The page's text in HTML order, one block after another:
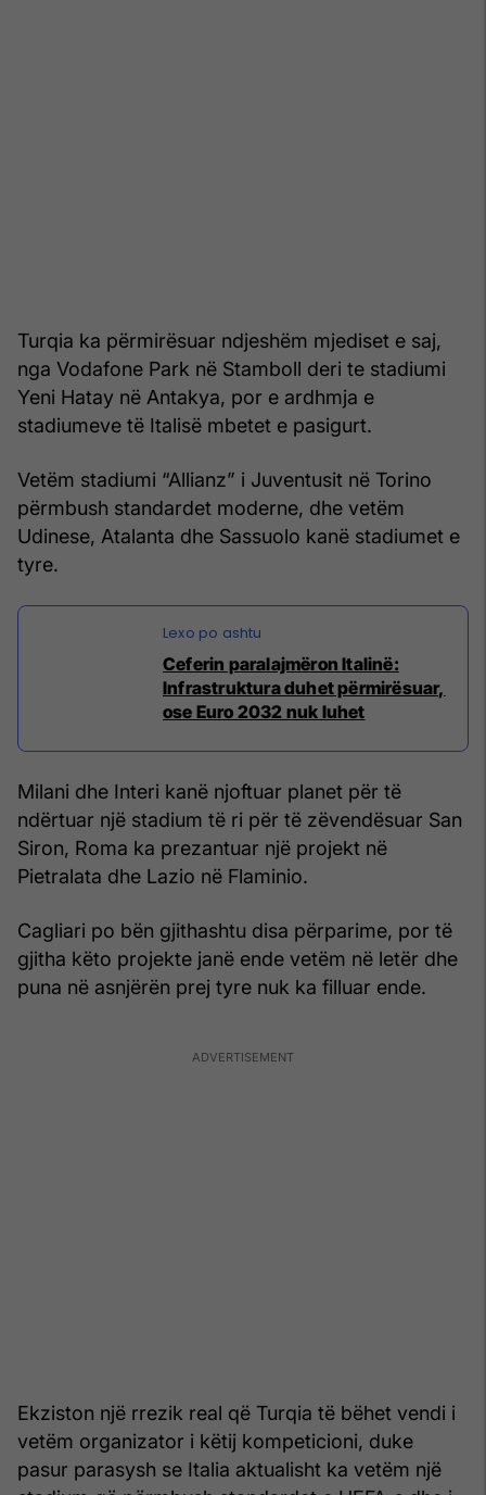
Turqia ka përmirësuar ndjeshëm mjediset e saj,
nga Vodafone Park në Stamboll deri te stadiumi
Yeni Hatay në Antakya, por e ardhmja e
stadiumeve të Italisë mbetet e pasigurt.
Vetëm stadiumi “Allianz” i Juventusit në Torino
përmbush standardet moderne, dhe vetëm
Udinese, Atalanta dhe Sassuolo kanë stadiumet e
tyre.
Ceferin paralajmëron Italinë:
Infrastruktura duhet përmirësuar,
ose Euro 2032 nuk luhet
Milani dhe Interi kanë njoftuar planet për të
ndërtuar një stadium të ri për të zëvendësuar San
Siron, Roma ka prezantuar një projekt në
Pietralata dhe Lazio në Flaminio.
Cagliari po bën gjithashtu disa përparime, por të
gjitha këto projekte janë ende vetëm në letër dhe
puna në asnjërën prej tyre nuk ka filluar ende.
Ekziston një rrezik real që Turqia të bëhet vendi i
vetëm organizator i këtij kompeticioni, duke
pasur parasysh se Italia aktualisht ka vetëm një